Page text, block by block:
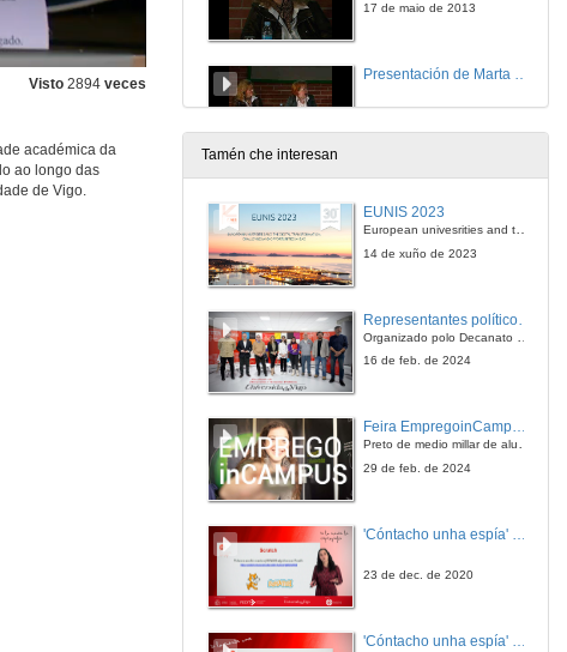
Visto 2894 veces
académica da
ao longo das
de Vigo.
17 de maio de 2013
Presentación de Marta Mondina
Un caso práctico: Así se executa a botadura dun barco
17 de maio de 2013
17 de maio de 2013
17 de maio de 2013
Tamén che interesan
EUNIS 2023
European univesrities and the digital transformation: challenges and opportunities ahead
14 de xuño de 2023
Organizado polo Decanato e a Delegación de Alumnado de Dirección e Xestión Pública e coa participación de candidatos de PP, BNG, PSOE, Sumar e Podemos
16 de feb. de 2024
Feira EmpregoinCampus Vigo 2024
Preto de medio millar de alumnas e alumnos buscan coñecer máis de preto as oportunidades que lles achegan as arredor de medio cento de empresas que participan na edición viguesa da feira. Xunto coa visita aos stands, durante a feria desenvólvense varias actividades complementarias, como obradoiros, conversas, mesas redondas ou o pasaporte de empregabilidade, un espazo no que poderán recibir asesoramento sobre o seu CV.
29 de feb. de 2024
23 de dec. de 2020
'Cóntacho unha espía' Criptografía